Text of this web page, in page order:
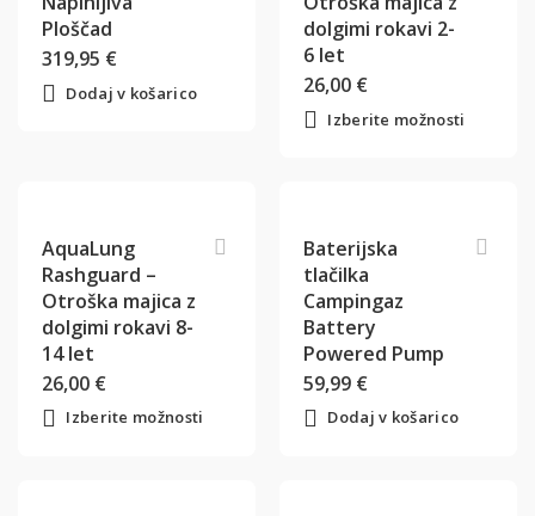
Ploščad
319,95 €
Dodaj v košarico
dolgimi rokavi 2-
6 let
26,00 €
Izberite možnosti
AquaLung
Rashguard –
Otroška majica z
dolgimi rokavi 8-
14 let
26,00 €
Izberite možnosti
Baterijska
tlačilka
Campingaz
Battery
Powered Pump
59,99 €
Dodaj v košarico